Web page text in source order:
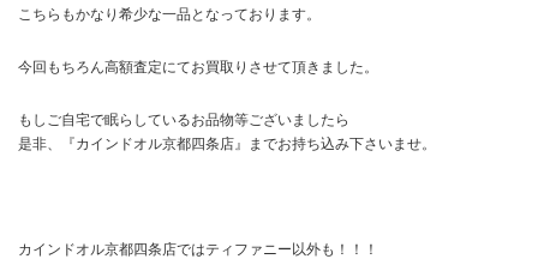
こちらもかなり希少な一品となっております。
今回もちろん高額査定にてお買取りさせて頂きました。
もしご自宅で眠らしているお品物等ございましたら
是非、『カインドオル京都四条店』までお持ち込み下さいませ。
カインドオル京都四条店ではティファニー以外も！！！